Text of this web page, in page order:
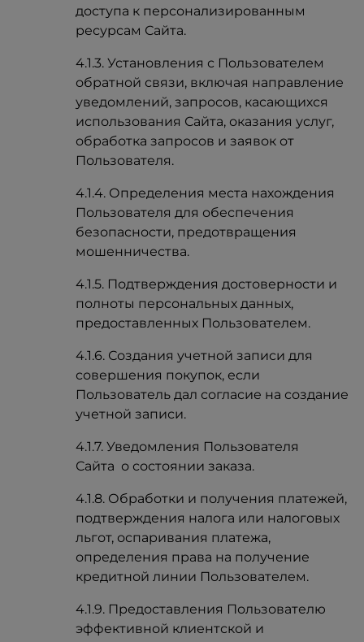
доступа к персонализированным
ресурсам Сайта.
4.1.3. Установления с Пользователем
обратной связи, включая направление
уведомлений, запросов, касающихся
использования Сайта, оказания услуг,
обработка запросов и заявок от
Пользователя.
4.1.4. Определения места нахождения
Пользователя для обеспечения
безопасности, предотвращения
мошенничества.
4.1.5. Подтверждения достоверности и
полноты персональных данных,
предоставленных Пользователем.
4.1.6. Создания учетной записи для
совершения покупок, если
Пользователь дал согласие на создание
учетной записи.
4.1.7. Уведомления Пользователя
Сайта о состоянии заказа.
4.1.8. Обработки и получения платежей,
подтверждения налога или налоговых
льгот, оспаривания платежа,
определения права на получение
кредитной линии Пользователем.
4.1.9. Предоставления Пользователю
эффективной клиентской и